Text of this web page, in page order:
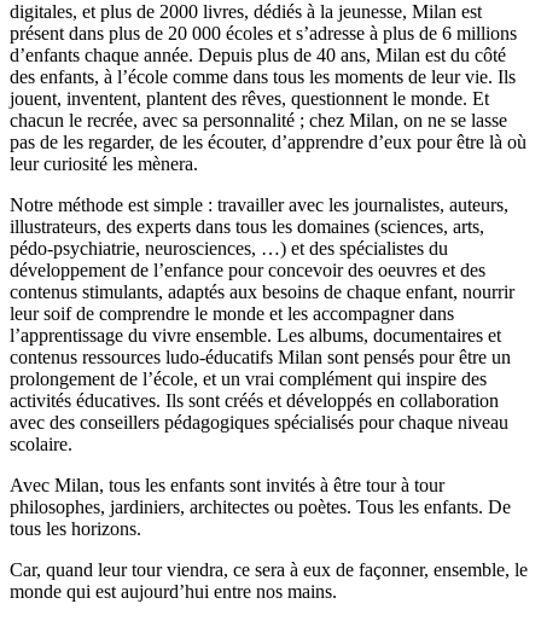
digitales, et plus de 2000 livres, dédiés à la jeunesse, Milan est
présent dans plus de 20 000 écoles et s’adresse à plus de 6 millions
d’enfants chaque année. Depuis plus de 40 ans, Milan est du côté
des enfants, à l’école comme dans tous les moments de leur vie. Ils
jouent, inventent, plantent des rêves, questionnent le monde. Et
chacun le recrée, avec sa personnalité ; chez Milan, on ne se lasse
pas de les regarder, de les écouter, d’apprendre d’eux pour être là où
leur curiosité les mènera.
Notre méthode est simple : travailler avec les journalistes, auteurs,
illustrateurs, des experts dans tous les domaines (sciences, arts,
pédo-psychiatrie, neurosciences, …) et des spécialistes du
développement de l’enfance pour concevoir des oeuvres et des
contenus stimulants, adaptés aux besoins de chaque enfant, nourrir
leur soif de comprendre le monde et les accompagner dans
l’apprentissage du vivre ensemble. Les albums, documentaires et
contenus ressources ludo-éducatifs Milan sont pensés pour être un
prolongement de l’école, et un vrai complément qui inspire des
activités éducatives. Ils sont créés et développés en collaboration
avec des conseillers pédagogiques spécialisés pour chaque niveau
scolaire.
Avec Milan, tous les enfants sont invités à être tour à tour
philosophes, jardiniers, architectes ou poètes. Tous les enfants. De
tous les horizons.
Car, quand leur tour viendra, ce sera à eux de façonner, ensemble, le
monde qui est aujourd’hui entre nos mains.